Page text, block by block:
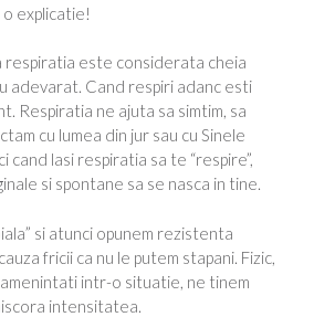
explicatie!
respiratia este considerata cheia
adevarat. Cand respiri adanc esti
Respiratia ne ajuta sa simtim, sa
cu lumea din jur sau cu Sinele
lasi respiratia sa te “respire”,
si spontane sa se nasca in tine.
si atunci opunem rezistenta
fricii ca nu le putem stapani. Fizic,
intr-o situatie, ne tinem
intensitatea.